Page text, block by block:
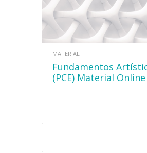
MATERIAL
Fundamentos Artístico
(PCE) Material Online